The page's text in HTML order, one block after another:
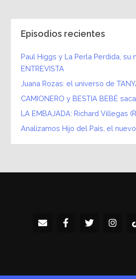
Episodios recientes
Paul Higgs y La Perla Perdida, su
ENTREVISTA
Juana Rozas: el universo de
CAMIONERO y BESTIA BEBÉ
LA EMBAJADA: Richard Villegas
Analizamos Hijo del País, el